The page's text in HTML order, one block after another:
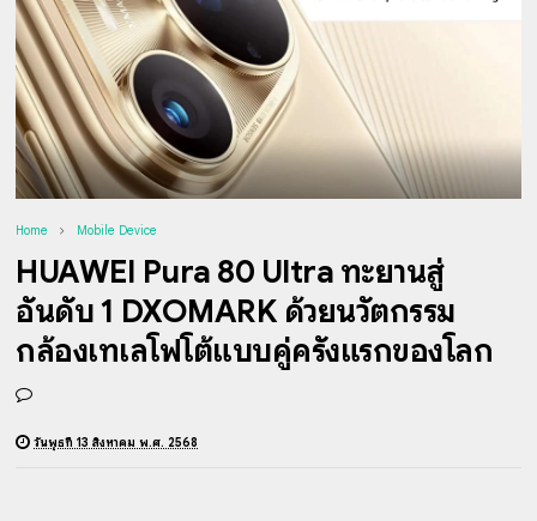
Home Mobile Device
HUAWEI Pura 80 Ultra ทะยานสู่
อันดับ 1 DXOMARK ด้วยนวัตกรรม
กล้องเทเลโฟโต้แบบคู่ครั้งแรกของโลก
วันพุธที่ 13 สิงหาคม พ.ศ. 2568